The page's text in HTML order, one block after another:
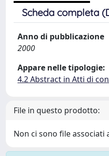
Scheda completa
Anno di pubblicazione
2000
Appare nelle tipologie:
4.2 Abstract in Atti di
File in questo prodotto:
Non ci sono file